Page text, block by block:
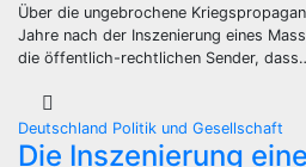
Über die ungebrochene
Jahre nach der Inszenierung eines
die öffentlich-rechtlichen Sender,
Deutschland Politik und Gesellschaft
Die Inszenierung